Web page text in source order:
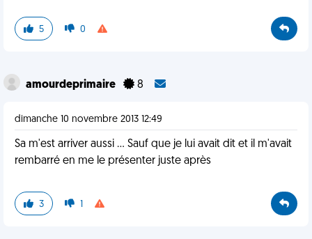
5 0
amourdeprimaire 8
dimanche 10 novembre 2013 12:49
Sa m'est arriver aussi ... Sauf que je lui avait dit et il m'avait
rembarré en me le présenter juste après
3 1